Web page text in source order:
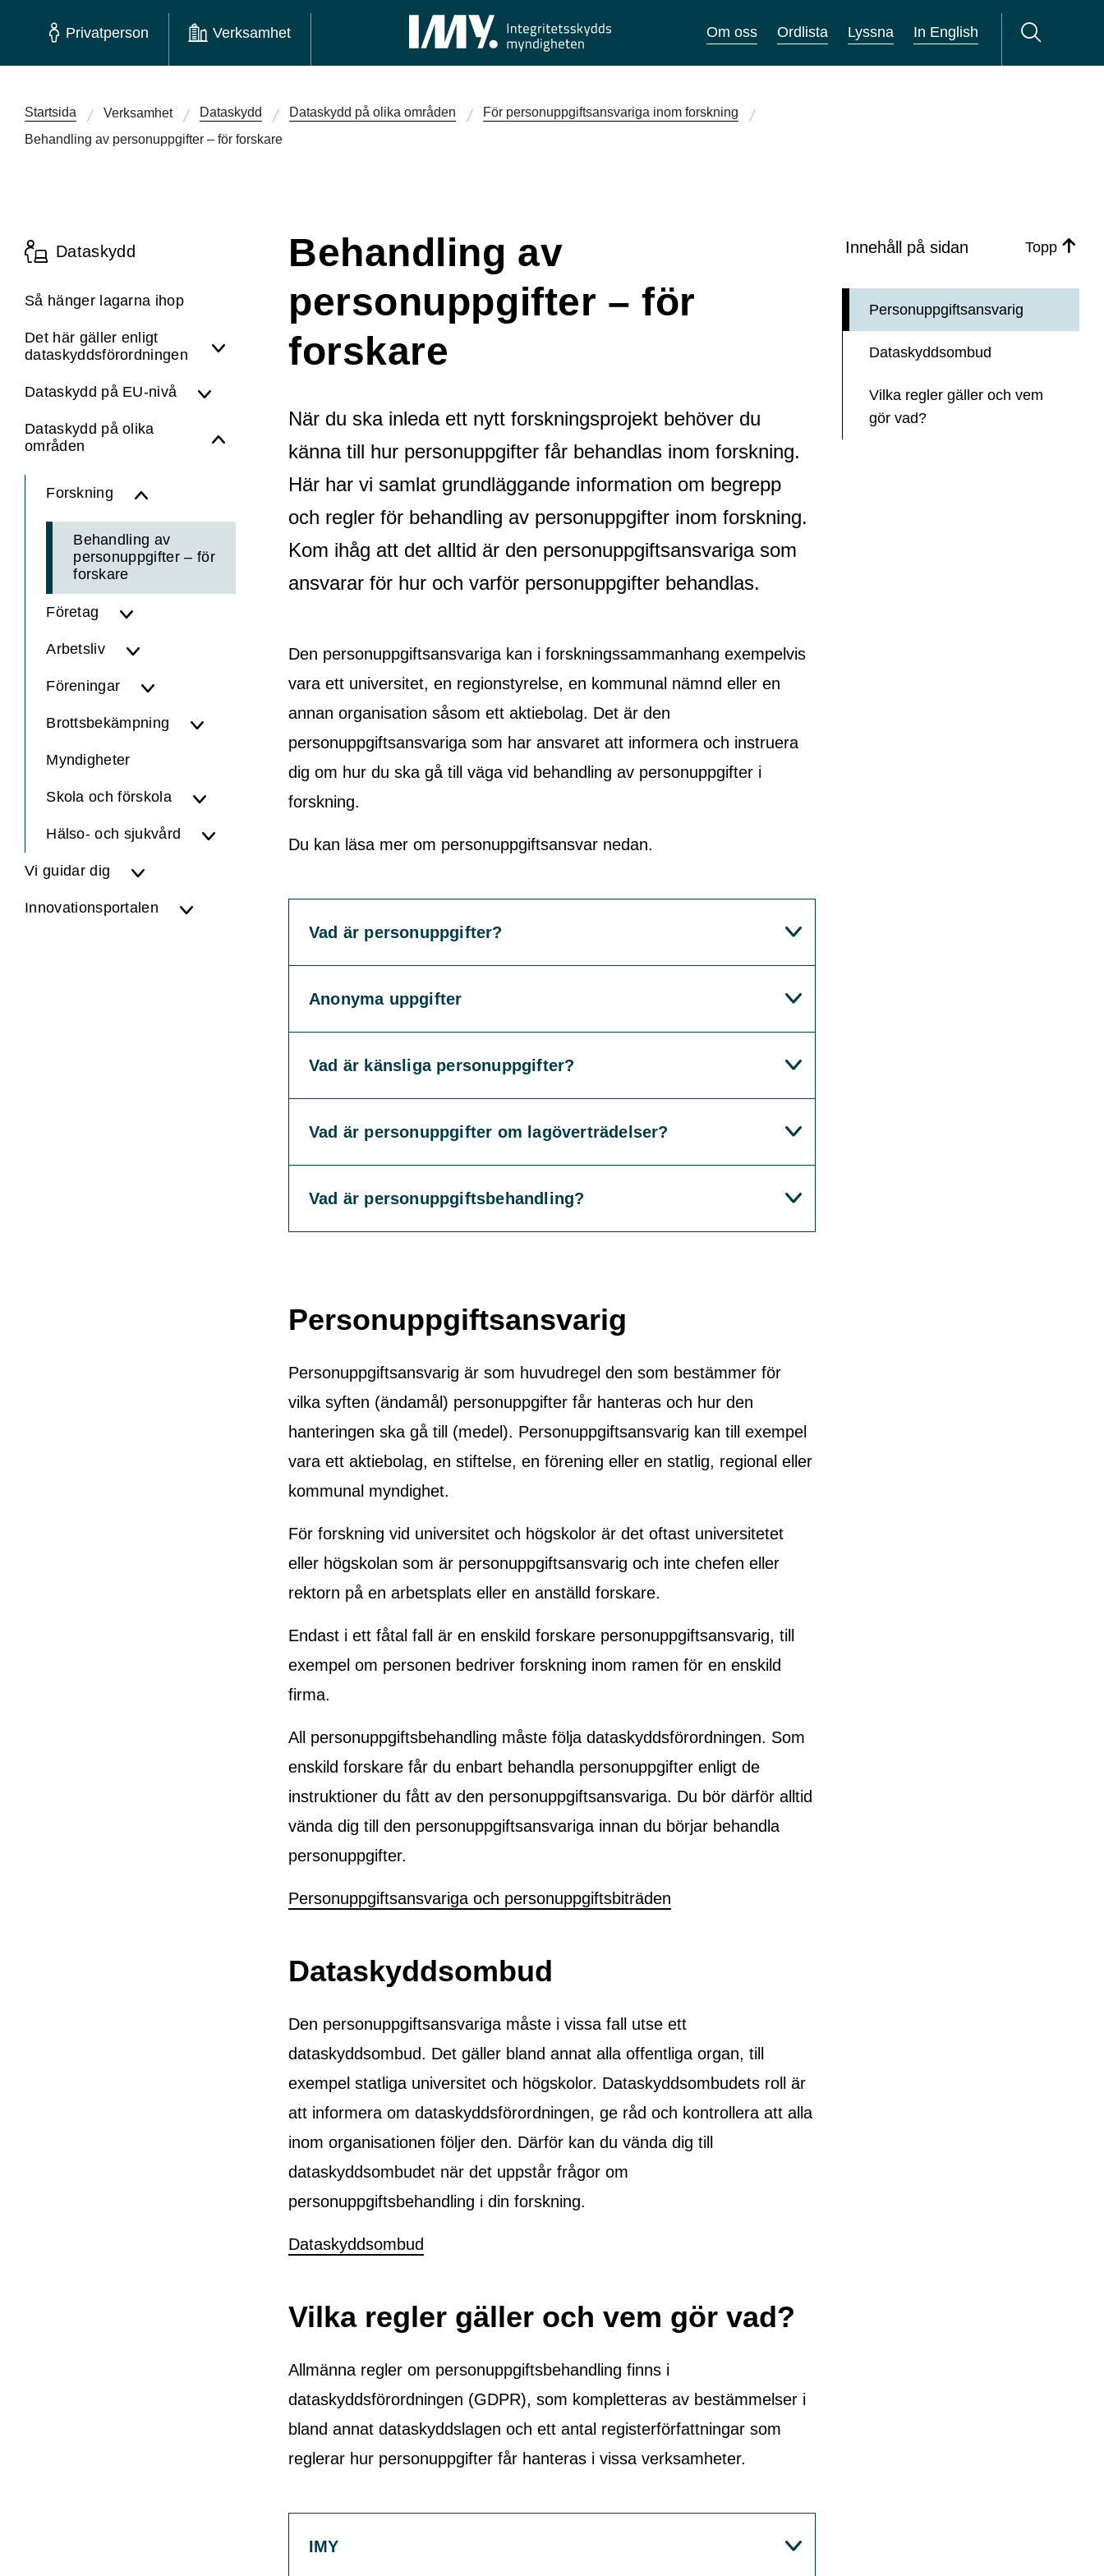
Privatperson Verksamhet Om oss Ordlista Lyssna In English
Startsida Verksamhet Dataskydd Dataskydd på olika områden
För personuppgiftsansvariga inom forskning
Behandling av personuppgifter – för forskare
Dataskydd
Så hänger lagarna ihop
Det här gäller enligt
dataskydds­förordningen
Dataskydd på EU-nivå
Dataskydd på olika
områden
Forskning
Behandling av
personuppgifter – för
forskare
Företag
Arbetsliv
Föreningar
Brottsbekämpning
Myndigheter
Skola och förskola
Hälso- och sjukvård
Vi guidar dig
Innovationsportalen
Behandling av
personuppgifter – för
forskare
När du ska inleda ett nytt forskningsprojekt behöver du
känna till hur personuppgifter får behandlas inom forskning.
Här har vi samlat grundläggande information om begrepp
och regler för behandling av personuppgifter inom forskning.
Kom ihåg att det alltid är den personuppgiftsansvariga som
ansvarar för hur och varför personuppgifter behandlas.
Den personuppgiftsansvariga kan i forskningssammanhang exempelvis
vara ett universitet, en regionstyrelse, en kommunal nämnd eller en
annan organisation såsom ett aktiebolag. Det är den
personuppgiftsansvariga som har ansvaret att informera och instruera
dig om hur du ska gå till väga vid behandling av personuppgifter i
forskning.
Du kan läsa mer om personuppgiftsansvar nedan.
Vad är personuppgifter?
Anonyma uppgifter
Vad är känsliga personuppgifter?
Vad är personuppgifter om lagöverträdelser?
Vad är personuppgiftsbehandling?
Personuppgiftsansvarig
Personuppgiftsansvarig är som huvudregel den som bestämmer för
vilka syften (ändamål) personuppgifter får hanteras och hur den
hanteringen ska gå till (medel). Personuppgiftsansvarig kan till exempel
vara ett aktiebolag, en stiftelse, en förening eller en statlig, regional eller
kommunal myndighet.
För forskning vid universitet och högskolor är det oftast universitetet
eller högskolan som är personuppgiftsansvarig och inte chefen eller
rektorn på en arbetsplats eller en anställd forskare.
Endast i ett fåtal fall är en enskild forskare personuppgiftsansvarig, till
exempel om personen bedriver forskning inom ramen för en enskild
firma.
All personuppgiftsbehandling måste följa dataskyddsförordningen. Som
enskild forskare får du enbart behandla personuppgifter enligt de
instruktioner du fått av den personuppgiftsansvariga. Du bör därför alltid
vända dig till den personuppgiftsansvariga innan du börjar behandla
personuppgifter.
Personuppgiftsansvariga och personuppgiftsbiträden
Dataskyddsombud
Den personuppgiftsansvariga måste i vissa fall utse ett
dataskyddsombud. Det gäller bland annat alla offentliga organ, till
exempel statliga universitet och högskolor. Dataskyddsombudets roll är
att informera om dataskyddsförordningen, ge råd och kontrollera att alla
inom organisationen följer den. Därför kan du vända dig till
dataskyddsombudet när det uppstår frågor om
personuppgiftsbehandling i din forskning.
Dataskyddsombud
Vilka regler gäller och vem gör vad?
Allmänna regler om personuppgiftsbehandling finns i
dataskyddsförordningen (GDPR), som kompletteras av bestämmelser i
bland annat dataskyddslagen och ett antal registerförfattningar som
reglerar hur personuppgifter får hanteras i vissa verksamheter.
IMY
Innehåll på sidan Topp
Personuppgiftsansvarig
Dataskyddsombud
Vilka regler gäller och vem
gör vad?